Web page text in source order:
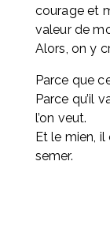
courage et
valeur de
Alors, on y
Parce que
Parce qu’il
l’on veut.
Et le mien,
semer.